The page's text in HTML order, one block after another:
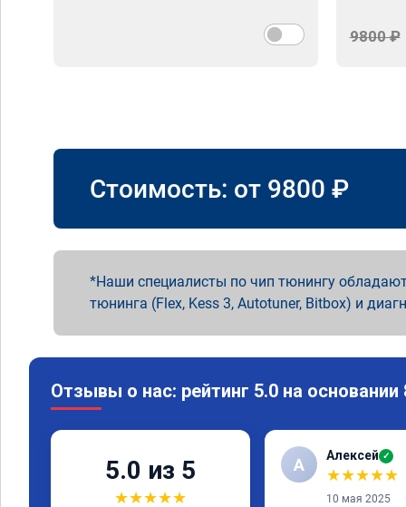
9800 ₽
Стоимость: от 9800 ₽
Наши специалисты по чип тюнингу
тюнинга (Flex, Kess 3, Autotuner, Bitbox) и
Отзывы о нас: рейтинг 5.0 на основании
5.0 из 5
★★★★★
А Алексей ✓
★★★★★
10 мая 2025